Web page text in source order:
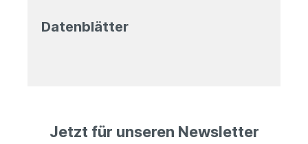
Datenblätter
Jetzt für unseren Newsletter